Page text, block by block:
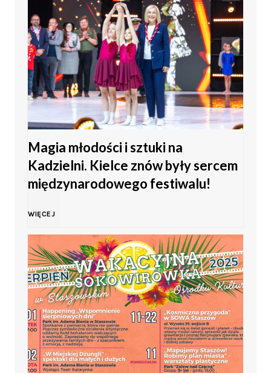
i
ę
t
M
d
z
i
e
ż
Magia młodości i sztuki na
Kadzielni. Kielce znów były sercem
międzynarodowego festiwalu!
WIĘCEJM
g
i
a
m